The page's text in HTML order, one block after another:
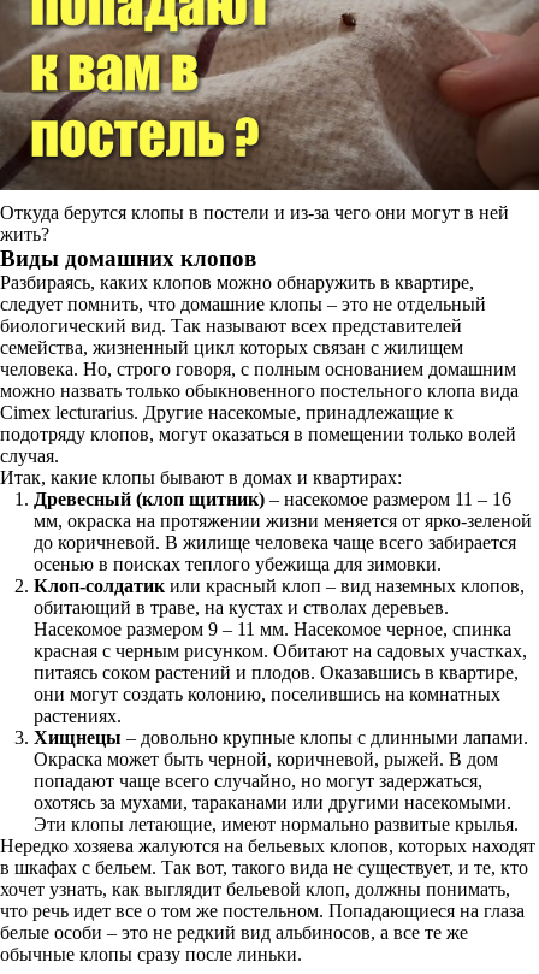
Откуда берутся клопы в постели и из-за чего они могут в ней
жить?
Виды домашних клопов
Разбираясь, каких клопов можно обнаружить в квартире,
следует помнить, что домашние клопы – это не отдельный
биологический вид. Так называют всех представителей
семейства, жизненный цикл которых связан с жилищем
человека. Но, строго говоря, с полным основанием домашним
можно назвать только обыкновенного постельного клопа вида
Cimex lecturarius. Другие насекомые, принадлежащие к
подотряду клопов, могут оказаться в помещении только волей
случая.
Итак, какие клопы бывают в домах и квартирах:
Древесный (клоп щитник) – насекомое размером 11 – 16
мм, окраска на протяжении жизни меняется от ярко-зеленой
до коричневой. В жилище человека чаще всего забирается
осенью в поисках теплого убежища для зимовки.
Клоп-солдатик или красный клоп – вид наземных клопов,
обитающий в траве, на кустах и стволах деревьев.
Насекомое размером 9 – 11 мм. Насекомое черное, спинка
красная с черным рисунком. Обитают на садовых участках,
питаясь соком растений и плодов. Оказавшись в квартире,
они могут создать колонию, поселившись на комнатных
растениях.
Хищнецы – довольно крупные клопы с длинными лапами.
Окраска может быть черной, коричневой, рыжей. В дом
попадают чаще всего случайно, но могут задержаться,
охотясь за мухами, тараканами или другими насекомыми.
Эти клопы летающие, имеют нормально развитые крылья.
Нередко хозяева жалуются на бельевых клопов, которых находят
в шкафах с бельем. Так вот, такого вида не существует, и те, кто
хочет узнать, как выглядит бельевой клоп, должны понимать,
что речь идет все о том же постельном. Попадающиеся на глаза
белые особи – это не редкий вид альбиносов, а все те же
обычные клопы сразу после линьки.